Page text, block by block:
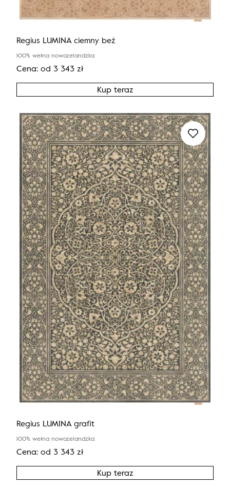
Regius LUMINA ciemny beż
100% wełna nowozelandzka
Cena: od 3 343 zł
Kup teraz
Regius LUMINA grafit
100% wełna nowozelandzka
Cena: od 3 343 zł
Kup teraz